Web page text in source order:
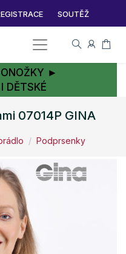
SOUTĚŽ
►
DĚTSKÉ
07014P GINA
Podprsenky